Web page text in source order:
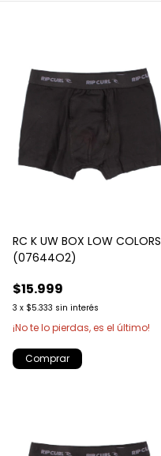
RC K UW BOX LOW COLORS
(07644O2)
$15.999
3 x $5.333 sin interés
¡No te lo pierdas, es el último!
Comprar